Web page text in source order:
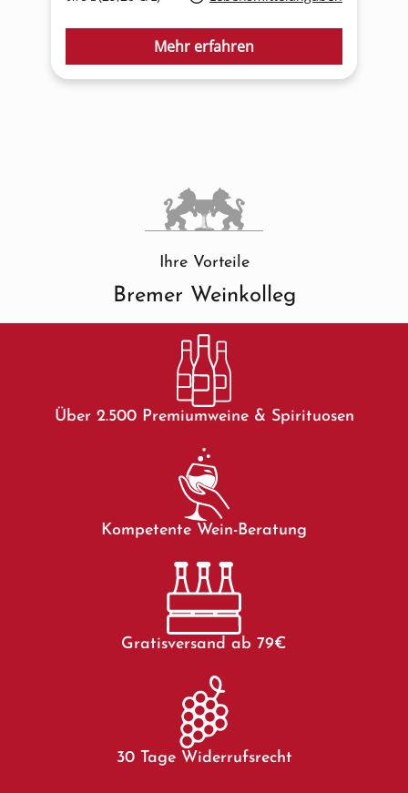
Mehr erfahren
Ihre Vorteile
Bremer Weinkolleg
Über 2.500 Premiumweine & Spirituosen
Kompetente Wein-Beratung
Gratisversand ab 79€
30 Tage Widerrufsrecht